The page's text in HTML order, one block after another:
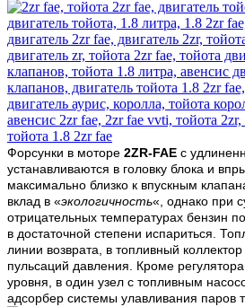
Форсунки в моторе 2ZR-FAE с
устанавливаются в головку блока и
максимально близко к впускным
вклад в «экологичность«, однако при
отрицательных температурах бензин
в достаточной степени испариться.
линии возврата, в топливный
пульсаций давления. Кроме
уровня, в один узел с топливным
адсорбер системы улавливания паров